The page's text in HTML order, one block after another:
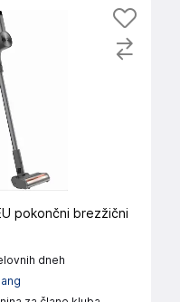
pokončni brezžični
dneh